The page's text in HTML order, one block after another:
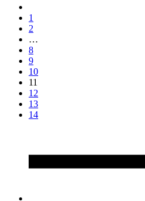
1
2
…
8
9
10
11
12
13
14